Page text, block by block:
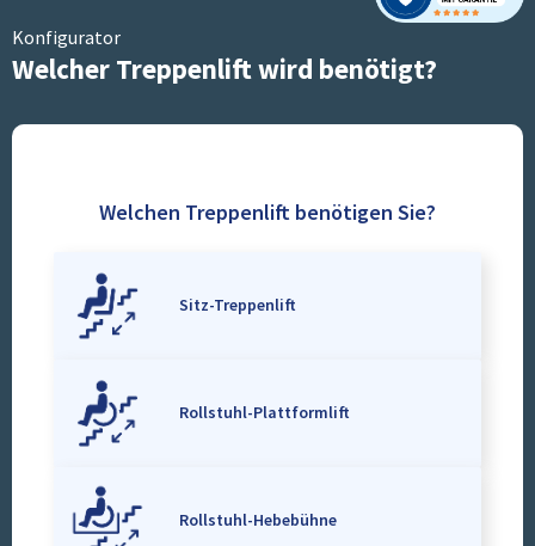
Konfigurator
Welcher Treppenlift wird benötigt?
Welchen Treppenlift benötigen Sie?
Sitz-Treppenlift
Rollstuhl-Plattformlift
Rollstuhl-Hebebühne